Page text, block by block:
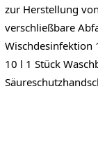
zur Herstellung
verschließbare
Wischdesinfektion
10 l 1 Stück